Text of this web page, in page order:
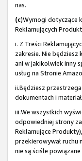
nas.
(c)Wymogi dotyczące
Reklamujących
i. Z Treści
zakresie. Nie będziesz
ani w jakikolwiek inny
usług na Stronie
ii.Będziesz
dokumentach i
iii.We wszystkich
odpowiedniej strony
Reklamujące
przekierowywał ruchu
nie są ściśle